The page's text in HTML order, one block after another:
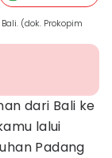
(dok. Prokopim
dari Bali ke
lalui
Padang